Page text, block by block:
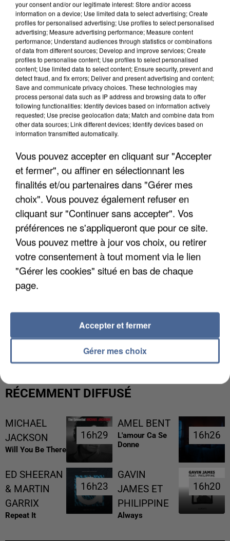
UNE TOURISTE DE L’OISE EMPORTÉE PAR UNE
COULÉE DE BOUE EN HAUTE-SAVOIE
LES DONNÉES DE 300 000 CLIENTS DÉROBÉES À
INTERMARCHÉ APRÈS UNE...
RÉCEMMENT DIFFUSÉ
MICHAEL
JACKSON
Will You Be There
16h29
16h29
AMEL BENT
L'amour Ca Se
Donne
16h26
16h26
ED SHEERAN
& MARTIN
GARRIX
Repeat It
16h23
16h23
GAVIN
JAMES ET
PHILIPPINE
Always
16h20
16h20
your consent and/or our legitimate interest: Store and/or access
information on a device; Use limited data to select advertising; Create
profiles for personalised advertising; Use profiles to select personalised
advertising; Measure advertising performance; Measure content
performance; Understand audiences through statistics or combinations
of data from different sources; Develop and improve services; Create
profiles to personalise content; Use profiles to select personalised
content; Use limited data to select content; Ensure security, prevent and
detect fraud, and fix errors; Deliver and present advertising and content;
Save and communicate privacy choices. These technologies may
process personal data such as IP address and browsing data to offer
following functionalities: Identify devices based on information actively
requested; Use precise geolocation data; Match and combine data from
other data sources; Link different devices; Identify devices based on
information transmitted automatically.
Vous pouvez accepter en cliquant sur "Accepter
et fermer", ou affiner en sélectionnant les
finalités et/ou partenaires dans "Gérer mes
choix". Vous pouvez également refuser en
cliquant sur "Continuer sans accepter". Vos
préférences ne s'appliqueront que pour ce site.
Vous pouvez mettre à jour vos choix, ou retirer
votre consentement à tout moment via le lien
"Gérer les cookies" situé en bas de chaque
page.
Gérer mes choix
Accepter et fermer